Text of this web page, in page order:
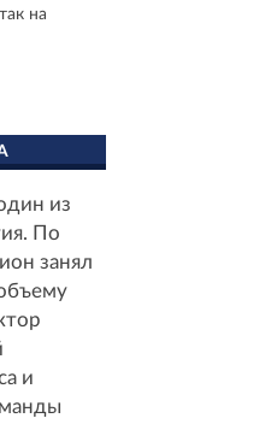
на
из
По
занял
и